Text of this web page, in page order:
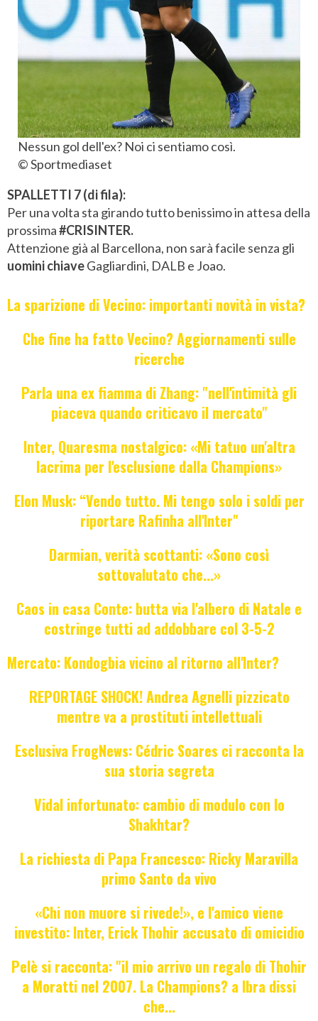
Nessun gol dell'ex? Noi ci sentiamo così.
© Sportmediaset
SPALLETTI 7 (di fila):
Per una volta sta girando tutto benissimo in attesa della
prossima#CRISINTER.
Attenzione già al Barcellona, non sarà facile senza gli
uomini chiaveGagliardini, DALB e Joao.
La sparizione di Vecino: importanti novità in vista?
Che fine ha fatto Vecino? Aggiornamenti sulle
ricerche
Parla una ex fiamma di Zhang: "nell'intimità gli
piaceva quando criticavo il mercato"
Inter, Quaresma nostalgico: «Mi tatuo un'altra
lacrima per l'esclusione dalla Champions»
Elon Musk: “Vendo tutto. Mi tengo solo i soldi per
riportare Rafinha all'Inter"
Darmian, verità scottanti: «Sono così
sottovalutato che...»
Caos in casa Conte: butta via l'albero di Natale e
costringe tutti ad addobbare col 3-5-2
Mercato: Kondogbia vicino al ritorno all'Inter?
REPORTAGE SHOCK! Andrea Agnelli pizzicato
mentre va a prostituti intellettuali
Esclusiva FrogNews: Cédric Soares ci racconta la
sua storia segreta
Vidal infortunato: cambio di modulo con lo
Shakhtar?
La richiesta di Papa Francesco: Ricky Maravilla
primo Santo da vivo
«Chi non muore si rivede!», e l'amico viene
investito: Inter, Erick Thohir accusato di omicidio
Pelè si racconta: "il mio arrivo un regalo di Thohir
a Moratti nel 2007. La Champions? a Ibra dissi
che...